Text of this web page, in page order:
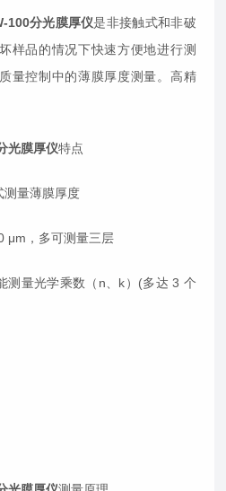
100分光膜厚仪是非接触式和非破
样品的情况下快速方便地进行测
量控制中的薄膜厚度测量。高精
光膜厚仪特点
测量薄膜厚度
μm，多可测量三层
测量光学乘数（n、k）(多达 3 个